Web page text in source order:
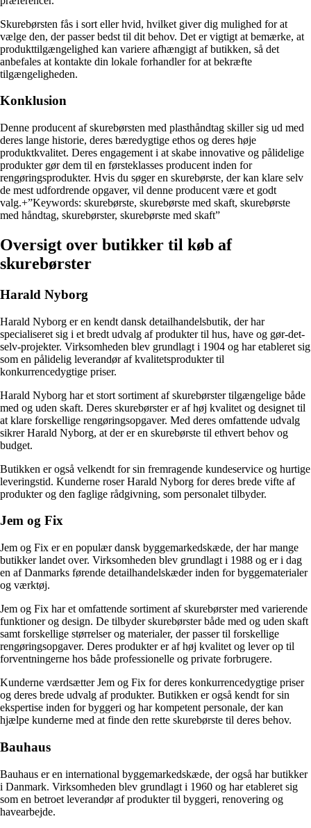
Skurebørsten fås i sort eller hvid, hvilket giver dig mulighed for at
vælge den, der passer bedst til dit behov. Det er vigtigt at bemærke, at
produkttilgængelighed kan variere afhængigt af butikken, så det
anbefales at kontakte din lokale forhandler for at bekræfte
tilgængeligheden.
Konklusion
Denne producent af skurebørsten med plasthåndtag skiller sig ud med
deres lange historie, deres bæredygtige ethos og deres høje
produktkvalitet. Deres engagement i at skabe innovative og pålidelige
produkter gør dem til en førsteklasses producent inden for
rengøringsprodukter. Hvis du søger en skurebørste, der kan klare selv
de mest udfordrende opgaver, vil denne producent være et godt
valg.+”Keywords: skurebørste, skurebørste med skaft, skurebørste
med håndtag, skurebørster, skurebørste med skaft”
Oversigt over butikker til køb af
skurebørster
Harald Nyborg
Harald Nyborg er en kendt dansk detailhandelsbutik, der har
specialiseret sig i et bredt udvalg af produkter til hus, have og gør-det-
selv-projekter. Virksomheden blev grundlagt i 1904 og har etableret sig
som en pålidelig leverandør af kvalitetsprodukter til
konkurrencedygtige priser.
Harald Nyborg har et stort sortiment af skurebørster tilgængelige både
med og uden skaft. Deres skurebørster er af høj kvalitet og designet til
at klare forskellige rengøringsopgaver. Med deres omfattende udvalg
sikrer Harald Nyborg, at der er en skurebørste til ethvert behov og
budget.
Butikken er også velkendt for sin fremragende kundeservice og hurtige
leveringstid. Kunderne roser Harald Nyborg for deres brede vifte af
produkter og den faglige rådgivning, som personalet tilbyder.
Jem og Fix
Jem og Fix er en populær dansk byggemarkedskæde, der har mange
butikker landet over. Virksomheden blev grundlagt i 1988 og er i dag
en af Danmarks førende detailhandelskæder inden for byggematerialer
og værktøj.
Jem og Fix har et omfattende sortiment af skurebørster med varierende
funktioner og design. De tilbyder skurebørster både med og uden skaft
samt forskellige størrelser og materialer, der passer til forskellige
rengøringsopgaver. Deres produkter er af høj kvalitet og lever op til
forventningerne hos både professionelle og private forbrugere.
Kunderne værdsætter Jem og Fix for deres konkurrencedygtige priser
og deres brede udvalg af produkter. Butikken er også kendt for sin
ekspertise inden for byggeri og har kompetent personale, der kan
hjælpe kunderne med at finde den rette skurebørste til deres behov.
Bauhaus
Bauhaus er en international byggemarkedskæde, der også har butikker
i Danmark. Virksomheden blev grundlagt i 1960 og har etableret sig
som en betroet leverandør af produkter til byggeri, renovering og
havearbejde.